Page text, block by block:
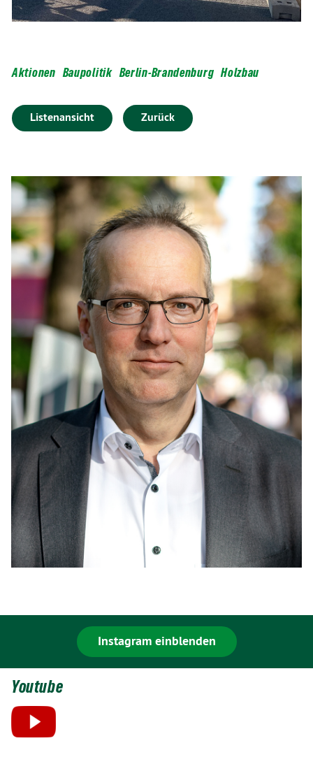
Aktionen Baupolitik Berlin-Brandenburg Holzbau
Listenansicht Zurück
Instagram einblenden
Youtube